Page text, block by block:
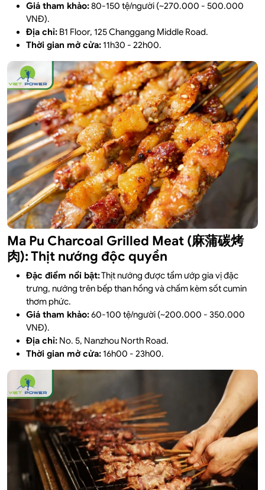
Giá tham khảo:80-150 tệ/người (~270.000 - 500.000
VNĐ).
Địa chỉ: B1 Floor, 125 Changgang Middle Road.
Thời gian mở cửa: 11h30 - 22h00.
Ma Pu Charcoal Grilled Meat (麻蒲碳烤
肉): Thịt nướng độc quyền
Đặc điểm nổi bật:Thịt nướng được tẩm ướp gia vị đặc
trưng, nướng trên bếp than hồng và chấm kèm sốt cumin
thơm phức.
Giá tham khảo:60-100 tệ/người (~200.000 - 350.000
VNĐ).
Địa chỉ: No. 5, Nanzhou North Road.
Thời gian mở cửa: 16h00 - 23h00.